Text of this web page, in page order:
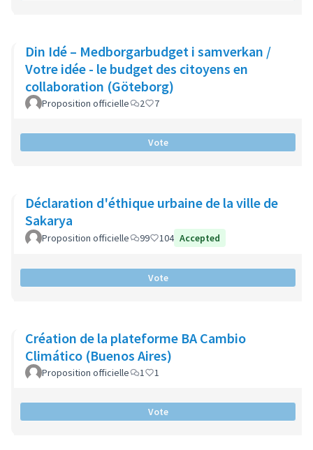
Din Idé – Medborgarbudget i samverkan /
Votre idée - le budget des citoyens en
collaboration (Göteborg)
Proposition officielle 2 7
Vote
Déclaration d'éthique urbaine de la ville de
Sakarya
Proposition officielle 99 104 Accepted
Vote
Création de la plateforme BA Cambio
Climático (Buenos Aires)
Proposition officielle 1 1
Vote